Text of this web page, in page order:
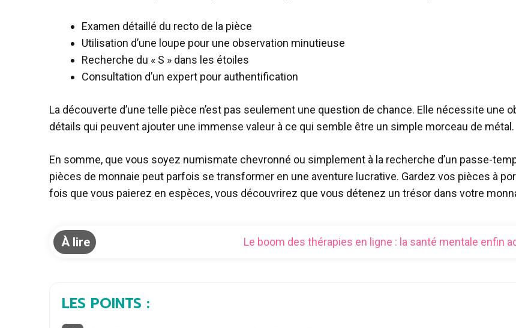
Examen détaillé du recto de la pièce
Utilisation d’une loupe pour une observation minutieuse
Recherche du « S » dans les étoiles
Consultation d’un expert pour authentification
La découverte d’une telle pièce n’est pas seulement une question de chance. Elle nécessite une
détails qui peuvent ajouter une immense valeur à ce qui semble être un simple morceau de métal.
En somme, que vous soyez numismate chevronné ou simplement à la recherche d’un passe-
pièces de monnaie peut parfois se transformer en une aventure lucrative. Gardez vos pièces à
fois que vous paierez en espèces, vous découvrirez que vous détenez un trésor dans votre
À lire Le boom des thérapies en ligne : la santé mentale enfin
LES POINTS :